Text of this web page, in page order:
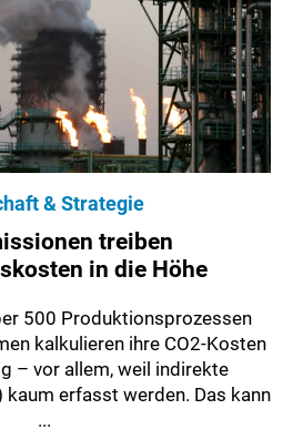
& Strategie
treiben
in die Höhe
500 Produktionsprozessen
kalkulieren ihre CO2-Kosten
– vor allem, weil indirekte
erfasst werden. Das kann
...